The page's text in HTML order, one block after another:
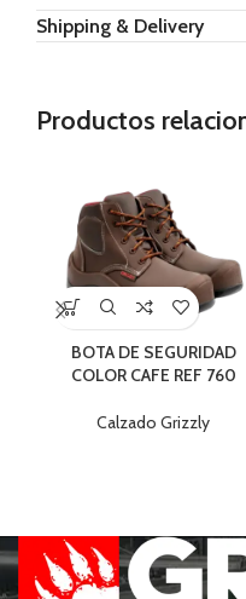
Shipping & Delivery
Productos
BOTA DE SEGURIDAD
COLOR CAFE REF 760
Calzado Grizzly